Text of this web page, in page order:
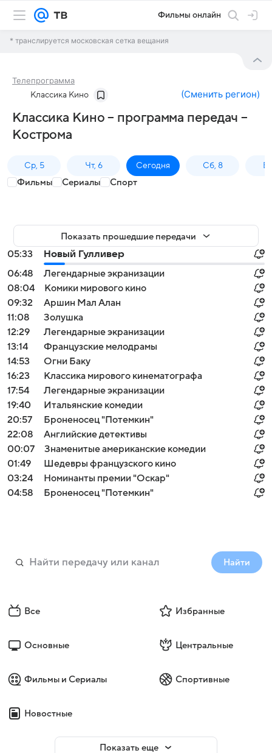
Фильмы онлайн
* транслируется московская сетка вещания
Телепрограмма
Классика Кино (Сменить регион)
Классика Кино – программа передач –
Кострома
Ср, 5 Чт, 6 Сегодня Сб, 8
Фильмы Сериалы Спорт
Показать прошедшие передачи
05:33
Новый Гулливер
06:48
Легендарные экранизации
08:04
Комики мирового кино
09:32
Аршин Мал Алан
11:08
Золушка
12:29
Легендарные экранизации
13:14
Французские мелодрамы
14:53
Огни Баку
16:23
Классика мирового кинематографа
17:54
Легендарные экранизации
19:40
Итальянские комедии
20:57
Броненосец "Потемкин"
22:08
Английские детективы
00:07
Знаменитые американские комедии
01:49
Шедевры французского кино
03:24
Номинанты премии "Оскар"
04:58
Броненосец "Потемкин"
Найти
Все Избранные
Основные Центральные
Фильмы и Сериалы Спортивные
Новостные
Показать еще